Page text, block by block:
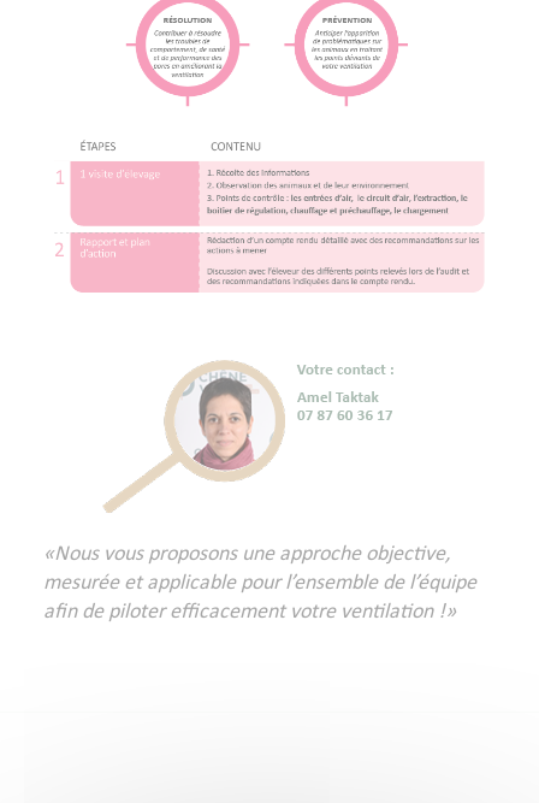
«Nous vous proposons une approche objective,
mesurée et applicable pour l’ensemble de l’équipe
afin de piloter efficacement votre ventilation !»